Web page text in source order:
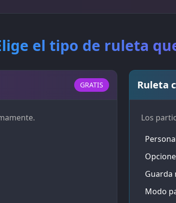
el tipo de ruleta
GRATIS Ruleta
Los
Guarda
Modo